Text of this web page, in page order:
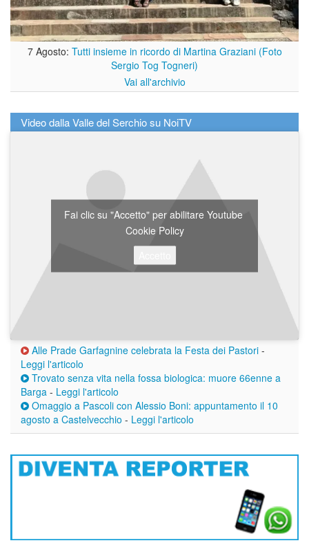
7 Agosto: Tutti insieme in ricordo di Martina Graziani (Foto
Sergio Tog Togneri)
Vai all'archivio
Video dalla Valle del Serchio su NoiTV
Fai clic su "Accetto" per abilitare Youtube
Cookie Policy
Alle Prade Garfagnine celebrata la Festa dei Pastori -
Leggi l'articolo
Trovato senza vita nella fossa biologica: muore 66enne a
Barga - Leggi l'articolo
Omaggio a Pascoli con Alessio Boni: appuntamento il 10
agosto a Castelvecchio - Leggi l'articolo